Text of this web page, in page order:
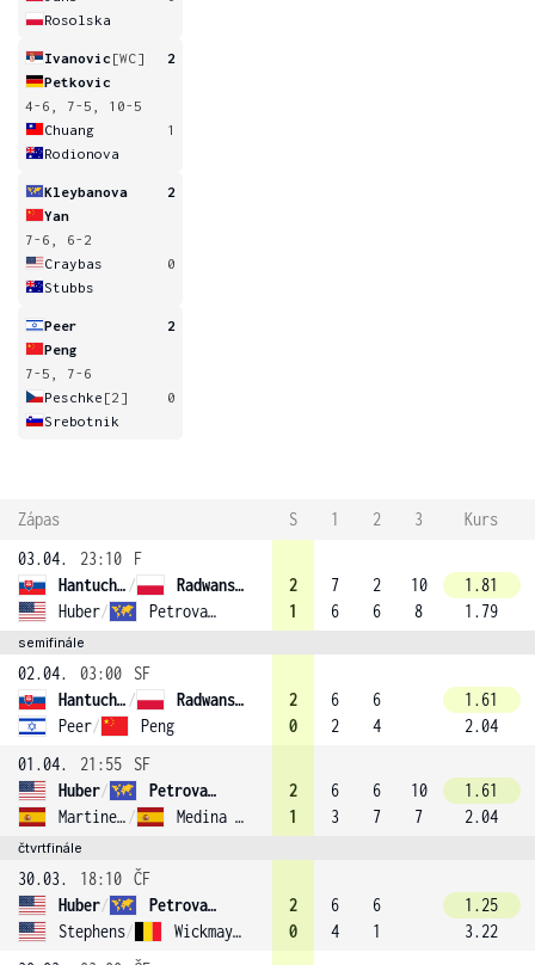
Rosolska
Ivanovic [WC]
2
Petkovic
4-6, 7-5, 10-5
Chuang
1
Rodionova
Kleybanova
2
Yan
7-6, 6-2
Craybas
0
Stubbs
Peer
2
Peng
7-5, 7-6
Peschke [2]
0
Srebotnik
Zápas S 1 2 3
Kurs
03.04.
23:10
F
Hantuchová /
Radwanska
Huber/ Petrova (3)
2
1
7
6
2
6
10
8
1.81
1.79
semifinále
02.04. 03:00
SF
Hantuchová /
Radwanska
Peer/ Peng
2
0
6
2
6
4
1.61
2.04
01.04.
21:55
SF
Huber/
Petrova (3)
Martinez Sanchez / Medina Garrigues (8)
2
1
6
3
6
7
10
7
1.61
2.04
čtvrtfinále
30.03. 18:10 ČF
Huber/
Petrova (3)
Stephens/ Wickmayer
2
0
6
4
6
1
1.25
3.22